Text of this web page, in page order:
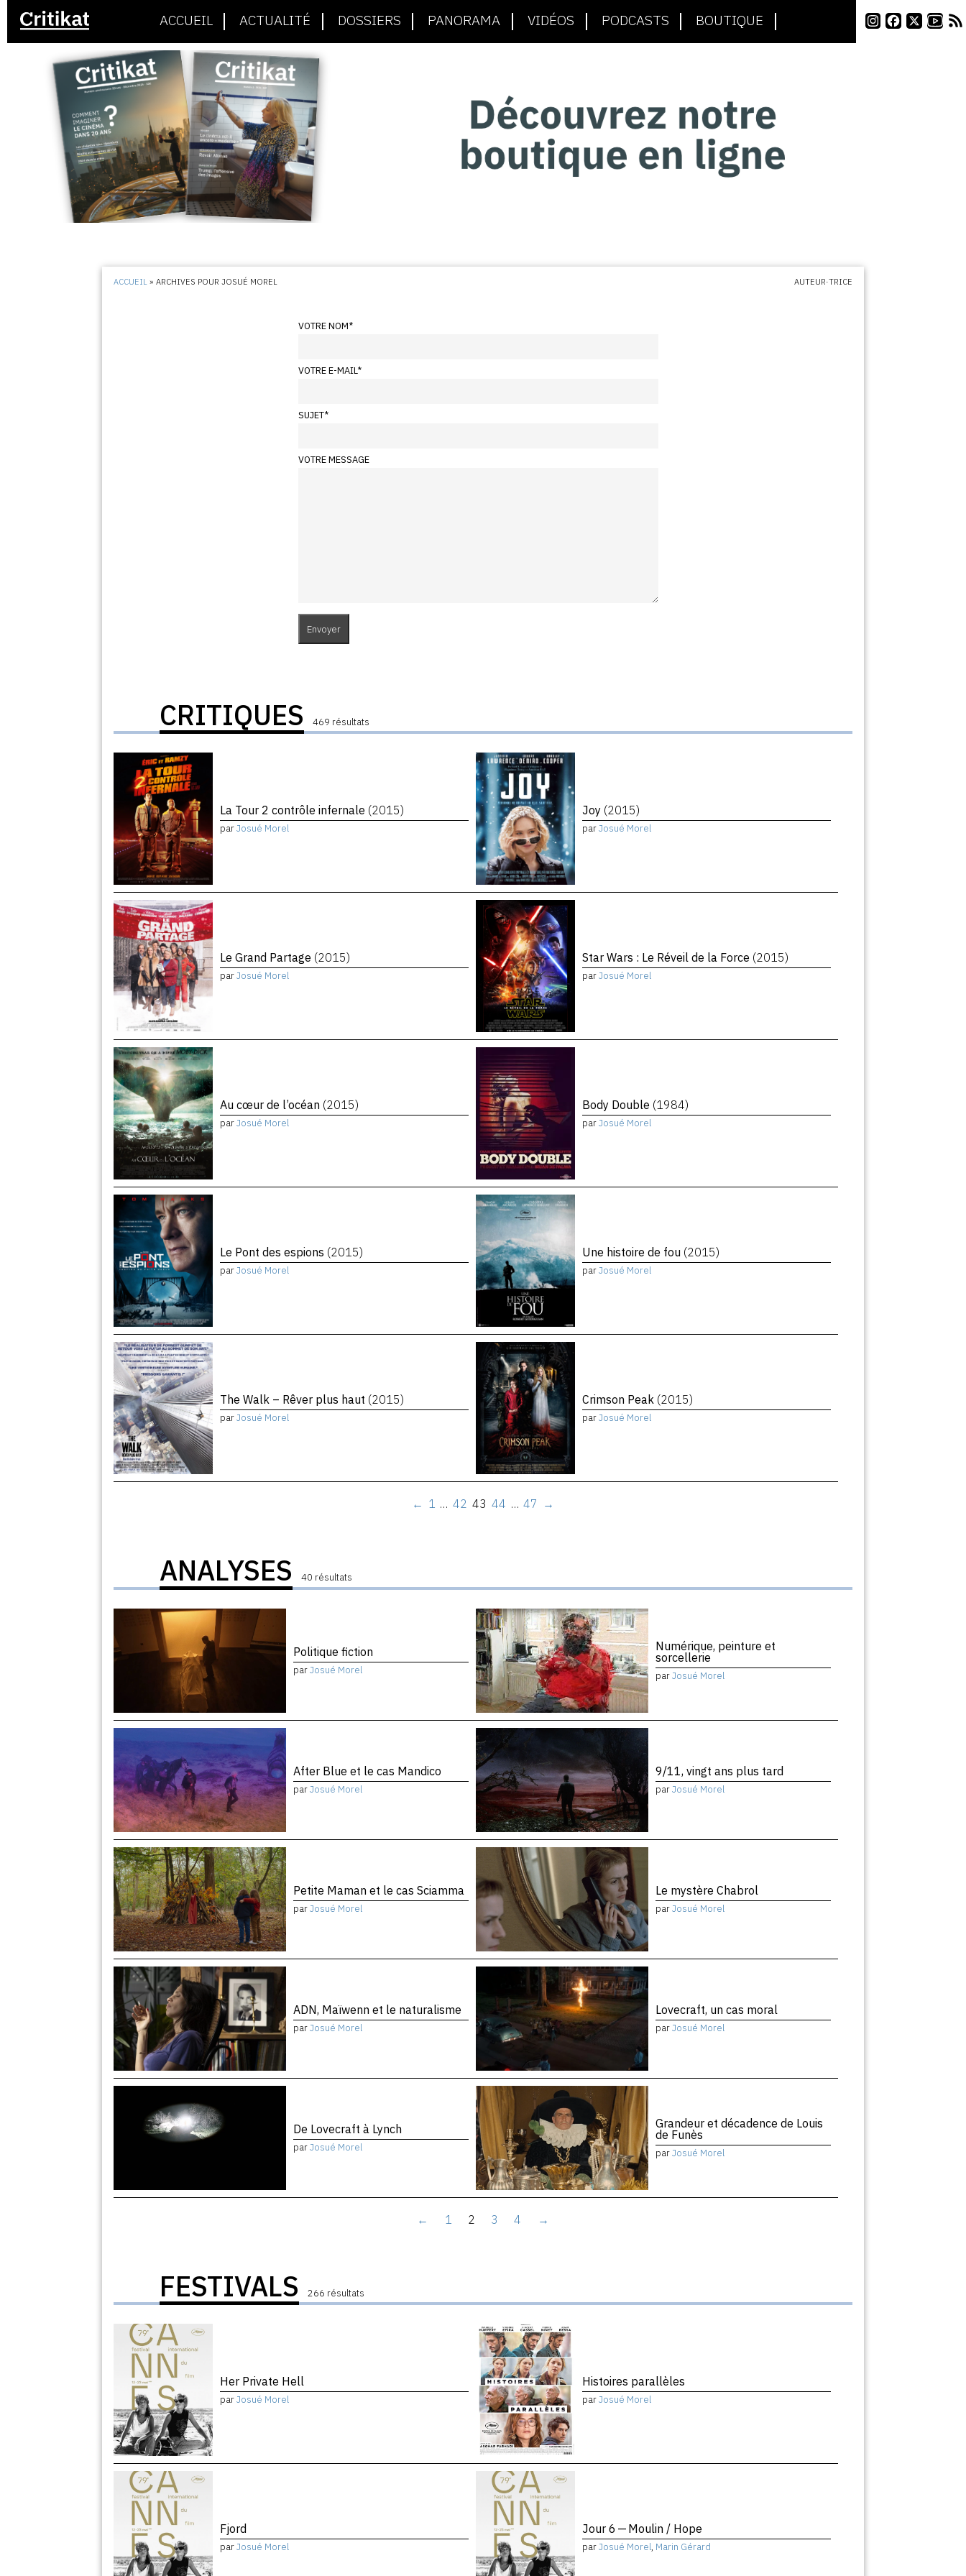
ACCUEIL ACTUALITÉ DOSSIERS PANORAMA VIDÉOS PODCASTS BOUTIQUE
ACCUEIL »ARCHIVES POUR JOSUÉ MOREL AUTEUR·TRICE
VOTRE NOM*
VOTRE E-MAIL*
SUJET*
VOTRE MESSAGE
CRITIQUES 469 résultats
La Tour 2 contrôle infernale (2015)
parJosué Morel
Joy (2015)
parJosué Morel
Le Grand Partage (2015)
parJosué Morel
Star Wars : Le Réveil de la Force (2015)
parJosué Morel
Au cœur de l’océan (2015)
parJosué Morel
Body Double (1984)
parJosué Morel
Le Pont des espions (2015)
parJosué Morel
Une histoire de fou (2015)
parJosué Morel
The Walk – Rêver plus haut (2015)
parJosué Morel
Crimson Peak (2015)
parJosué Morel
← 1 … 42 43 44 … 47 →
ANALYSES 40 résultats
Politique fiction
parJosué Morel
Numérique, peinture et
sorcellerie
parJosué Morel
After Blue et le cas Mandico
parJosué Morel
9/11, vingt ans plus tard
parJosué Morel
Petite Maman et le cas Sciamma
parJosué Morel
Le mystère Chabrol
parJosué Morel
ADN, Maïwenn et le naturalisme
parJosué Morel
Lovecraft, un cas moral
parJosué Morel
De Lovecraft à Lynch
parJosué Morel
Grandeur et décadence de Louis
de Funès
parJosué Morel
← 1 2 3 4 →
FESTIVALS 266 résultats
Her Private Hell
parJosué Morel
Histoires parallèles
parJosué Morel
Fjord
parJosué Morel
Jour 6 — Moulin / Hope
parJosué Morel, Marin Gérard